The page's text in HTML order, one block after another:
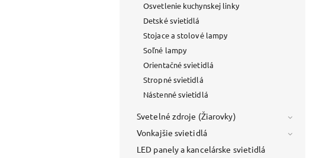
Osvetlenie kuchynskej linky
Detské svietidlá
Stojace a stolové lampy
Soľné lampy
Orientačné svietidlá
Stropné svietidlá
Nástenné svietidlá
Svetelné zdroje (Žiarovky)
Vonkajšie svietidlá
LED panely a kancelárske svietidlá